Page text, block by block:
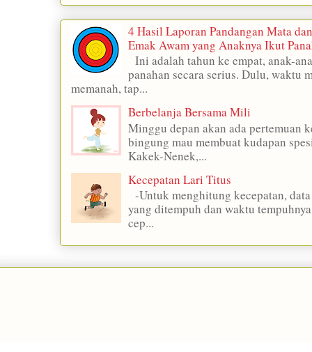
4 Hasil Laporan Pandangan Mata
Emak Awam yang Anaknya Ikut
Ini adalah tahun ke empat, anak-
panahan secara serius. Dulu, waktu
memanah, tap...
Berbelanja Bersama Mili
Minggu depan akan ada pertemuan
bingung mau membuat kudapan
Kakek-Nenek,...
Kecepatan Lari Titus
-Untuk menghitung kecepatan,
yang ditempuh dan waktu
cep...